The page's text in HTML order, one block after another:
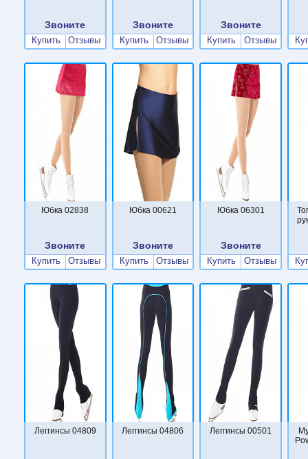
Звоните
Купить Отзывы
Звоните
Купить Отзывы
Звоните
Купить Отзывы
Юбка 02838
Звоните
Купить Отзывы
Юбка 00621
Звоните
Купить Отзывы
Юбка 06301
Звоните
Купить Отзывы
Леггинсы 04809 Леггинсы 04806 Леггинсы 00501